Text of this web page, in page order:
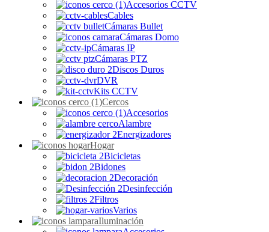
Accesorios CCTV
Cables
Cámaras Bullet
Cámaras Domo
Cámaras IP
Cámaras PTZ
Discos Duros
DVR
Kits CCTV
Cercos
Accesorios
Alambre
Energizadores
Hogar
Bicicletas
Bidones
Decoración
Desinfección
Filtros
Varios
Iluminación